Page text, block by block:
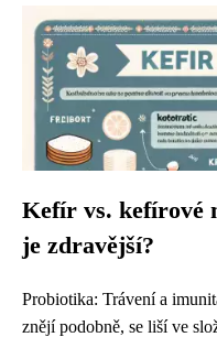
Kefír vs. kefírové
je zdravější?
Probiotika: Trávení a
znějí podobně, se liší ve